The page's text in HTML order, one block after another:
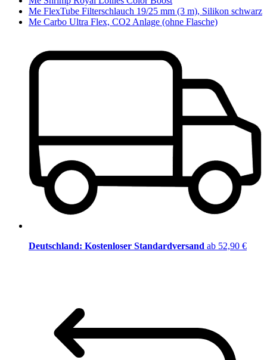
Me FlexTube Filterschlauch 19/25 mm (3 m), Silikon schwarz
Me Carbo Ultra Flex, CO2 Anlage (ohne Flasche)
Deutschland: Kostenloser Standardversand ab 52,90 €